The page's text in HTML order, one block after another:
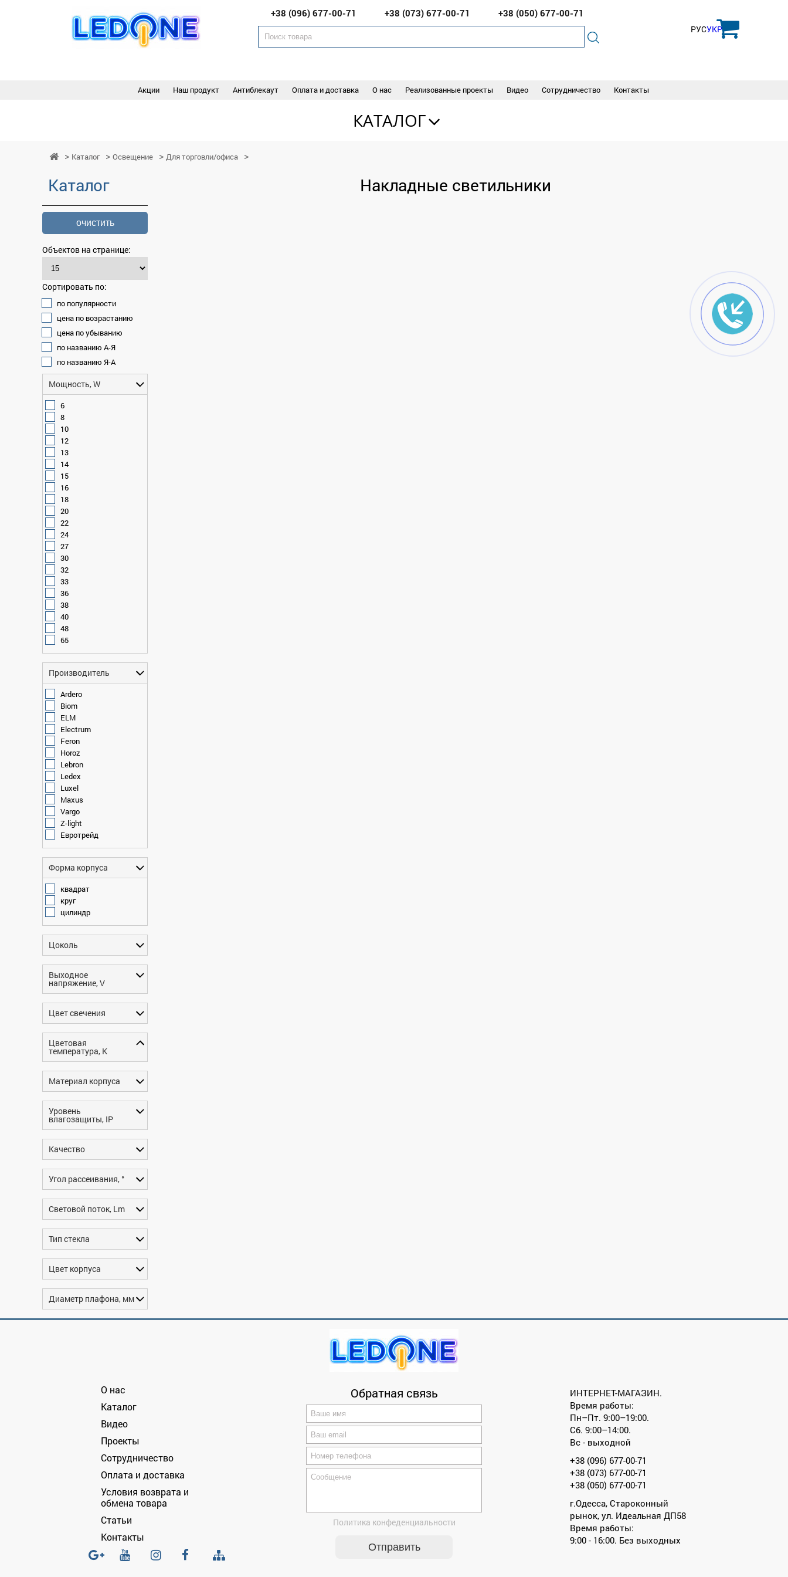
Акции Наш продукт Антиблекаут Оплата и доставка О нас Реализованные проекты Видео Сотрудничество Контакты
+38 (096) 677-00-71 +38 (073) 677-00-71 +38 (050) 677-00-71
РУСУКР
КАТАЛОГ
Каталог Освещение Для торговли/офиса
Каталог
очистить
Объектов на странице:
Сортировать по:
по популярности
цена по возрастанию
цена по убыванию
по названию А-Я
по названию Я-А
Мощность, W
6
8
10
12
13
14
15
16
18
20
22
24
27
30
32
33
36
38
40
48
65
Производитель
Ardero
Biom
ELM
Electrum
Feron
Horoz
Lebron
Ledex
Luxel
Maxus
Vargo
Z-light
Евротрейд
Форма корпуса
квадрат
круг
цилиндр
Цоколь
Выходное
напряжение, V
Цвет свечения
Цветовая
температура, K
Материал корпуса
Уровень
влагозащиты, IP
Качество
Угол рассеивания, °
Световой поток, Lm
Тип стекла
Цвет корпуса
Диаметр плафона, мм
Накладные светильники
О нас
Каталог
Видео
Проекты
Сотрудничество
Оплата и доставка
Условия возврата и
обмена товара
Статьи
Контакты
Обратная связь
Политика конфеденциальности
ИНТЕРНЕТ-МАГАЗИН.
Время работы:
Пн–Пт. 9:00–19:00.
Сб. 9:00–14:00.
Вс - выходной
+38 (096) 677-00-71
+38 (073) 677-00-71
+38 (050) 677-00-71
г.Одесса, Староконный
рынок, ул. Идеальная ДП58
Время работы:
9:00 - 16:00. Без выходных